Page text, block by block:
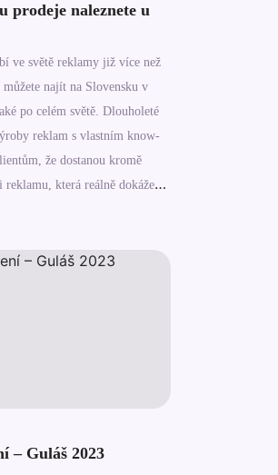
prodeje naleznete u
ve světě reklamy již více než
najít na Slovensku v
po celém světě. Dlouholeté
reklam s vlastním know-
že dostanou kromě
která reálně dokáže
široké portfolio produktů
a označení prodejen,
stojany, reklamní
Reference klientů, co s námi
povrchové úpravy kovů
sítotisku a
– Guláš 2023